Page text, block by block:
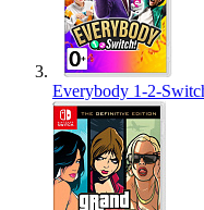
Everybody 1-2-